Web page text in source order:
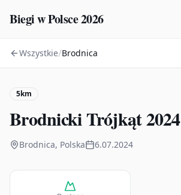
Biegi w Polsce 2026
Zawody
Wszystkie/Brodnica
5km
Brodnicki Trójkąt 2024
Brodnica, Polska 6.07.2024